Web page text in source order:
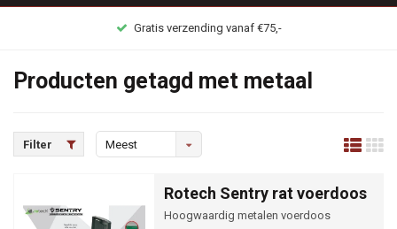
Gratis verzending vanaf €75,-
Producten getagd met metaal
Filter
Meest
Rotech Sentry rat voerdoos
Hoogwaardig metalen voerdoos